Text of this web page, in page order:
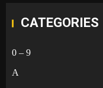
CATEGORIES
0 – 9
A